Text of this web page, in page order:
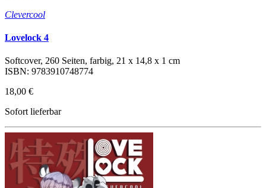
Clevercool
Lovelock 4
Softcover, 260 Seiten, farbig, 21 x 14,8 x 1 cm
ISBN: 9783910748774
18,00 €
Sofort lieferbar